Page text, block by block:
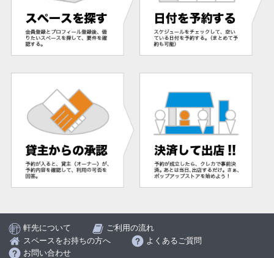
軒先について
ご利用の流れ
スペースをお持ちの方へ
よくあるご質問
お問い合わせ